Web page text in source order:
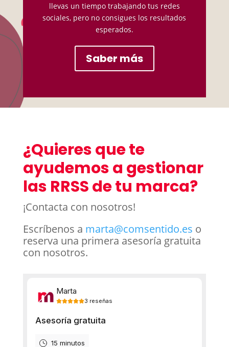
llevas un tiempo trabajando tus redes
sociales, pero no consigues los resultados
esperados.
Saber más
¿Quieres que te
ayudemos a gestionar
las RRSS de tu marca?
¡Contacta con nosotros!
Escríbenos a marta@comsentido.es o
reserva una primera asesoría gratuita
con nosotros.